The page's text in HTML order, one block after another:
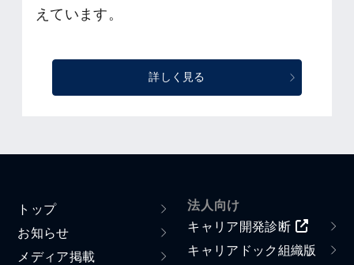
えています。
詳しく見る
トップ
お知らせ
メディア掲載
法人向け
キャリア開発診断
キャリアドック組織版